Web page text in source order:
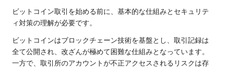
ビットコイン取引を始める前に、基本的な仕組みとセキュリテ
ィ対策の理解が必要です。
ビットコインはブロックチェーン技術を基盤とし、取引記録は
全て公開され、改ざんが極めて困難な仕組みとなっています。
一方で、取引所のアカウントが不正アクセスされるリスクは存